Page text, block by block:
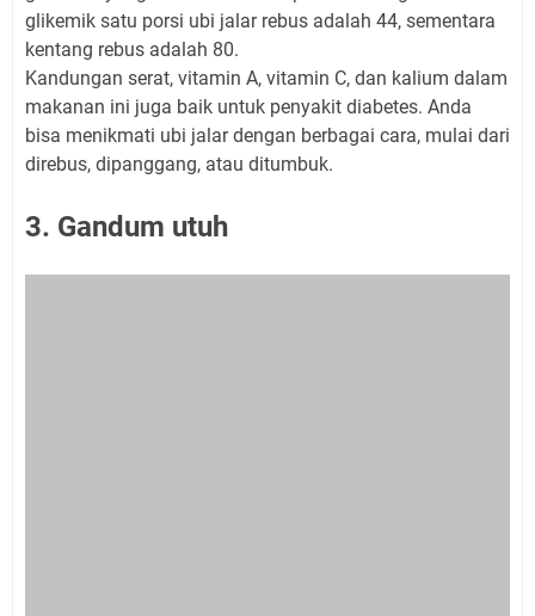
glikemik satu porsi ubi jalar rebus adalah 44, sementara
kentang rebus adalah 80.
Kandungan serat, vitamin A, vitamin C, dan kalium dalam
makanan ini juga baik untuk penyakit diabetes. Anda
bisa menikmati ubi jalar dengan berbagai cara, mulai dari
direbus, dipanggang, atau ditumbuk.
3. Gandum utuh